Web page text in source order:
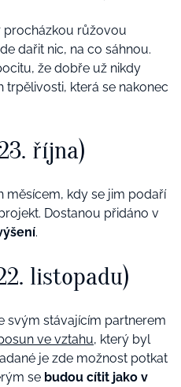
procházkou růžovou
dařit nic, na co sáhnou.
že dobře už nikdy
trpělivosti, která se nakonec
října)
měsícem, kdy se jim podaří
Dostanou přidáno v
.
listopadu)
svým stávajícím partnerem
ve vztahu, který byl
je zde možnost potkat
se budou cítit jako v